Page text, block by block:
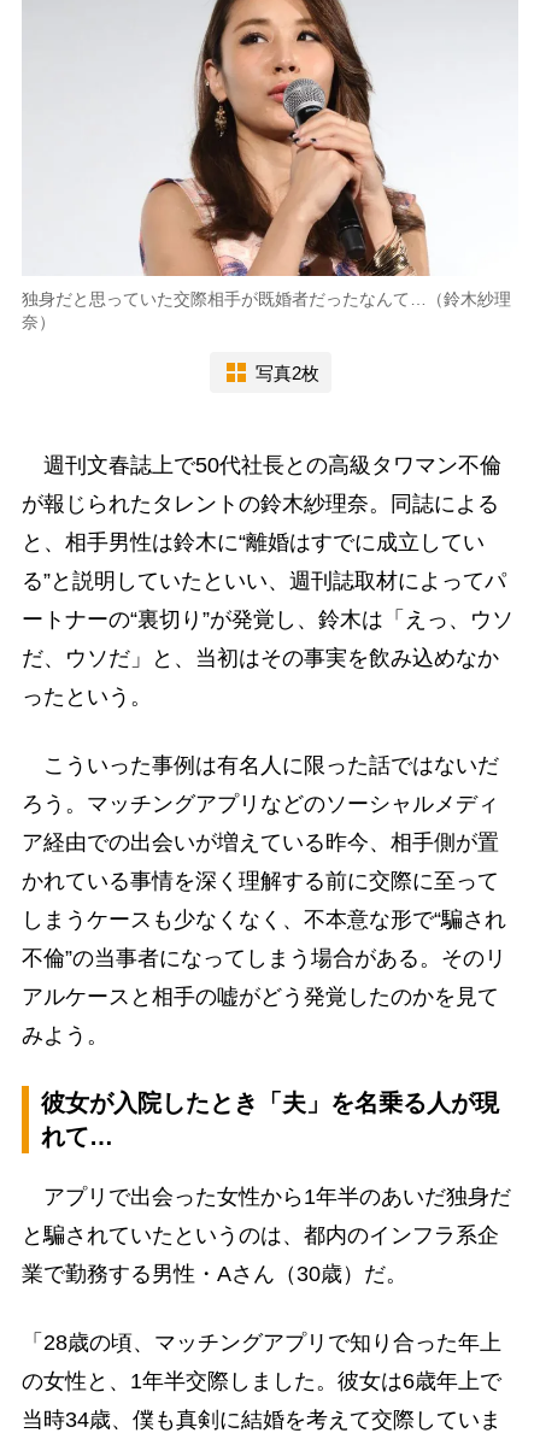
独身だと思っていた交際相手が既婚者だったなんて…（鈴木紗理
奈）
写真2枚
週刊文春誌上で50代社長との高級タワマン不倫
が報じられたタレントの鈴木紗理奈。同誌による
と、相手男性は鈴木に“離婚はすでに成立してい
る”と説明していたといい、週刊誌取材によってパ
ートナーの“裏切り”が発覚し、鈴木は「えっ、ウソ
だ、ウソだ」と、当初はその事実を飲み込めなか
ったという。
こういった事例は有名人に限った話ではないだ
ろう。マッチングアプリなどのソーシャルメディ
ア経由での出会いが増えている昨今、相手側が置
かれている事情を深く理解する前に交際に至って
しまうケースも少なくなく、不本意な形で“騙され
不倫”の当事者になってしまう場合がある。そのリ
アルケースと相手の嘘がどう発覚したのかを見て
みよう。
彼女が入院したとき「夫」を名乗る人が現
れて…
アプリで出会った女性から1年半のあいだ独身だ
と騙されていたというのは、都内のインフラ系企
業で勤務する男性・Aさん（30歳）だ。
「28歳の頃、マッチングアプリで知り合った年上
の女性と、1年半交際しました。彼女は6歳年上で
当時34歳、僕も真剣に結婚を考えて交際していま